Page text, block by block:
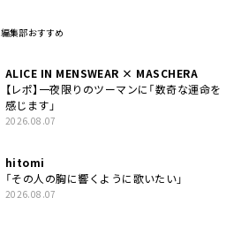
編集部おすすめ
ALICE IN MENSWEAR × MASCHERA
【レポ】一夜限りのツーマンに「数奇な運命を
感じます」
2026.08.07
hitomi
「その人の胸に響くように歌いたい」
2026.08.07